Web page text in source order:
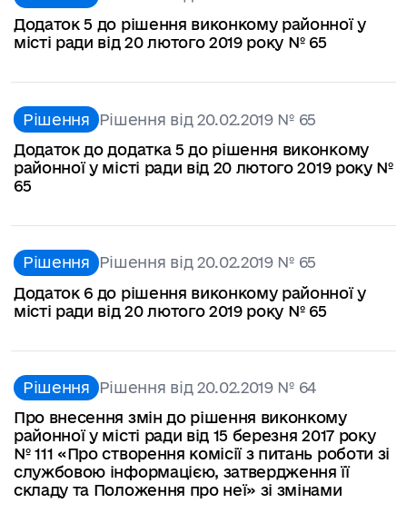
Додаток 5 до рішення виконкому районної у
місті ради від 20 лютого 2019 року № 65
Рішення Рішення від 20.02.2019 № 65
Додаток до додатка 5 до рішення виконкому
районної у місті ради від 20 лютого 2019 року №
65
Рішення Рішення від 20.02.2019 № 65
Додаток 6 до рішення виконкому районної у
місті ради від 20 лютого 2019 року № 65
Рішення Рішення від 20.02.2019 № 64
Про внесення змін до рішення виконкому
районної у місті ради від 15 березня 2017 року
№ 111 «Про створення комісії з питань роботи зі
службовою інформацією, затвердження її
складу та Положення про неї» зі змінами